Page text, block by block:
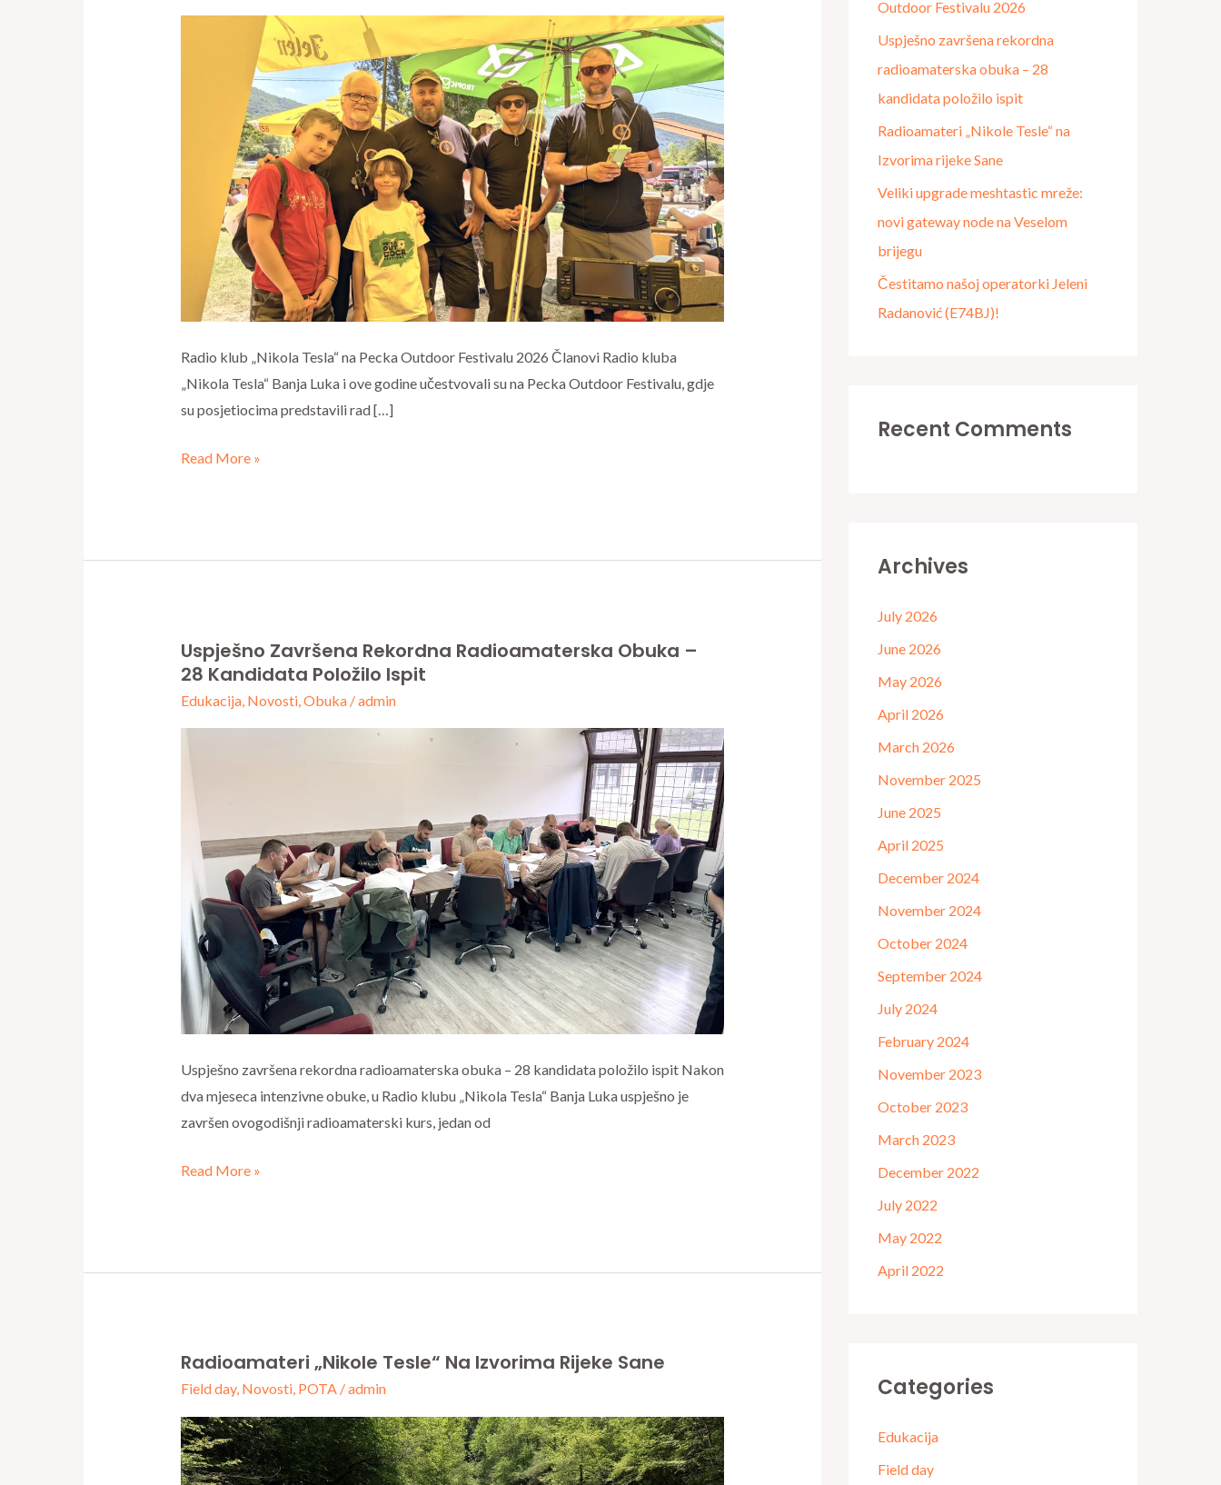
Radio klub „Nikola Tesla“ na Pecka Outdoor Festivalu 2026 Članovi Radio kluba
„Nikola Tesla“ Banja Luka i ove godine učestvovali su na Pecka Outdoor Festivalu, gdje
su posjetiocima predstavili rad […]
„Nikola
Read More »
Uspješno Završena Rekordna Radioamaterska Obuka –
28 Kandidata Položilo Ispit
Edukacija, Novosti, Obuka/admin
Uspješno završena rekordna radioamaterska obuka – 28 kandidata položilo ispit Nakon
dva mjeseca intenzivne obuke, u Radio klubu „Nikola Tesla“ Banja Luka uspješno je
završen ovogodišnji radioamaterski kurs, jedan od
Uspješno
završena
rekordna
radioamaterska
kandidata
položilo
ispit
Read More »
Radioamateri „Nikole Tesle“ Na Izvorima Rijeke Sane
Field day, Novosti, POTA/admin
Radioamateri
„Nikole
Tesle“
na
Izvorima
o
r
:
Outdoor Festivalu 2026
Uspješno završena rekordna
radioamaterska obuka – 28
kandidata položilo ispit
Radioamateri „Nikole Tesle“ na
Izvorima rijeke Sane
Veliki upgrade meshtastic mreže:
novi gateway node na Veselom
brijegu
Čestitamo našoj operatorki Jeleni
Radanović (E74BJ)!
Recent Comments
Archives
July 2026
June 2026
May 2026
April 2026
March 2026
November 2025
June 2025
April 2025
December 2024
November 2024
October 2024
September 2024
July 2024
February 2024
November 2023
October 2023
March 2023
December 2022
July 2022
May 2022
April 2022
Categories
Edukacija
Field day